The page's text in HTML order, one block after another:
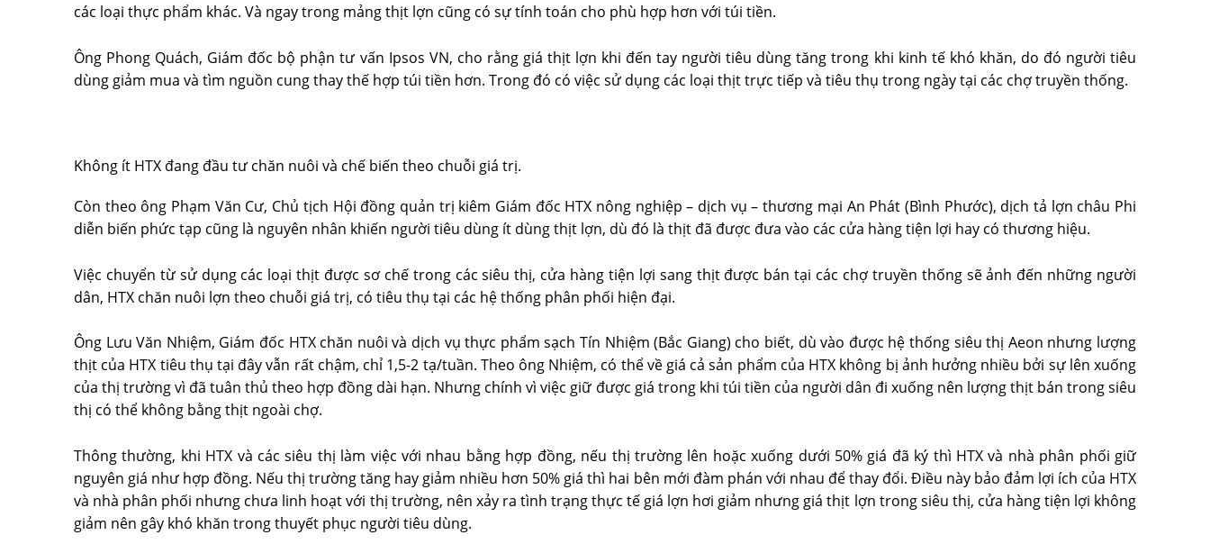
các loại thực phẩm khác. Và ngay trong mảng thịt lợn cũng có sự tính toán cho phù hợp hơn với túi tiền.
Ông Phong Quách, Giám đốc bộ phận tư vấn Ipsos VN, cho rằng giá thịt lợn khi đến tay người tiêu dùng tăng trong khi kinh tế khó khăn, do đó người tiêu
dùng giảm mua và tìm nguồn cung thay thế hợp túi tiền hơn. Trong đó có việc sử dụng các loại thịt trực tiếp và tiêu thụ trong ngày tại các chợ truyền thống.
Không ít HTX đang đầu tư chăn nuôi và chế biến theo chuỗi giá trị.
Còn theo ông Phạm Văn Cư, Chủ tịch Hội đồng quản trị kiêm Giám đốc HTX nông nghiệp – dịch vụ – thương mại An Phát (Bình Phước), dịch tả lợn châu Phi
diễn biến phức tạp cũng là nguyên nhân khiến người tiêu dùng ít dùng thịt lợn, dù đó là thịt đã được đưa vào các cửa hàng tiện lợi hay có thương hiệu.
Việc chuyển từ sử dụng các loại thịt được sơ chế trong các siêu thị, cửa hàng tiện lợi sang thịt được bán tại các chợ truyền thống sẽ ảnh đến những người
dân, HTX chăn nuôi lợn theo chuỗi giá trị, có tiêu thụ tại các hệ thống phân phối hiện đại.
Ông Lưu Văn Nhiệm, Giám đốc HTX chăn nuôi và dịch vụ thực phẩm sạch Tín Nhiệm (Bắc Giang) cho biết, dù vào được hệ thống siêu thị Aeon nhưng lượng
thịt của HTX tiêu thụ tại đây vẫn rất chậm, chỉ 1,5-2 tạ/tuần. Theo ông Nhiệm, có thể về giá cả sản phẩm của HTX không bị ảnh hưởng nhiều bởi sự lên xuống
của thị trường vì đã tuân thủ theo hợp đồng dài hạn. Nhưng chính vì việc giữ được giá trong khi túi tiền của người dân đi xuống nên lượng thịt bán trong siêu
thị có thể không bằng thịt ngoài chợ.
Thông thường, khi HTX và các siêu thị làm việc với nhau bằng hợp đồng, nếu thị trường lên hoặc xuống dưới 50% giá đã ký thì HTX và nhà phân phối giữ
nguyên giá như hợp đồng. Nếu thị trường tăng hay giảm nhiều hơn 50% giá thì hai bên mới đàm phán với nhau để thay đổi. Điều này bảo đảm lợi ích của HTX
và nhà phân phối nhưng chưa linh hoạt với thị trường, nên xảy ra tình trạng thực tế giá lợn hơi giảm nhưng giá thịt lợn trong siêu thị, cửa hàng tiện lợi không
giảm nên gây khó khăn trong thuyết phục người tiêu dùng.